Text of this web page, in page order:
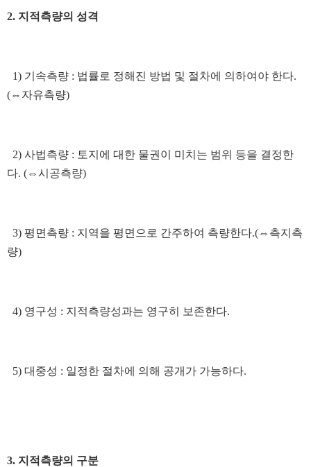
2. 지적측량의 성격
1) 기속측량 : 법률로 정해진 방법 및 절차에 의하여야 한다.
(⇔자유측량)
2) 사법측량 : 토지에 대한 물권이 미치는 범위 등을 결정한
다. (⇔시공측량)
3) 평면측량 : 지역을 평면으로 간주하여 측량한다.(⇔측지측
량)
4) 영구성 : 지적측량성과는 영구히 보존한다.
5) 대중성 : 일정한 절차에 의해 공개가 가능하다.
3. 지적측량의 구분